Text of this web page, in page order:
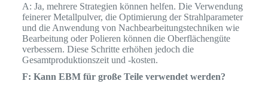
A: Ja, mehrere Strategien können helfen. Die Verwendung
feinerer Metallpulver, die Optimierung der Strahlparameter
und die Anwendung von Nachbearbeitungstechniken wie
Bearbeitung oder Polieren können die Oberflächengüte
verbessern. Diese Schritte erhöhen jedoch die
Gesamtproduktionszeit und -kosten.
F: Kann EBM für große Teile verwendet werden?